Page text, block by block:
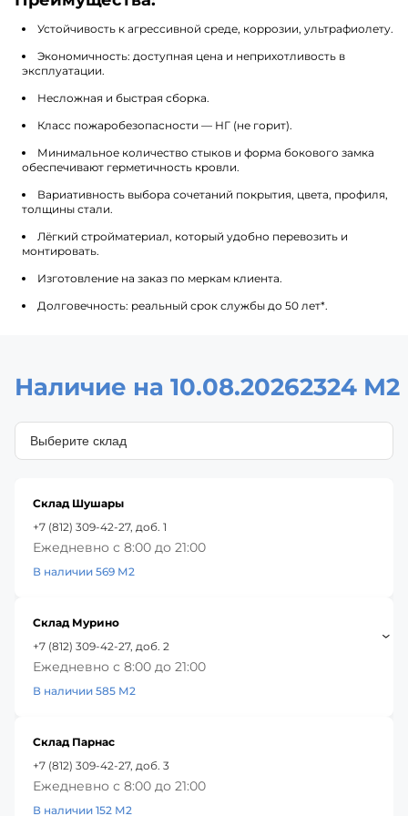
Устойчивость к агрессивной среде, коррозии, ультрафиолету.
Экономичность: доступная цена и неприхотливость в
эксплуатации.
Несложная и быстрая сборка.
Класс пожаробезопасности — НГ (не горит).
Минимальное количество стыков и форма бокового замка
обеспечивают герметичность кровли.
Вариативность выбора сочетаний покрытия, цвета, профиля,
толщины стали.
Лёгкий стройматериал, который удобно перевозить и
монтировать.
Изготовление на заказ по меркам клиента.
Долговечность: реальный срок службы до 50 лет*.
Наличие на 10.08.20262324 М2
Склад Шушары
+7 (812) 309-42-27, доб. 1
Ежедневно с 8:00 до 21:00
В наличии 569 М2
Склад Мурино
+7 (812) 309-42-27, доб. 2
Ежедневно с 8:00 до 21:00
В наличии 585 М2
Склад Парнас
+7 (812) 309-42-27, доб. 3
Ежедневно с 8:00 до 21:00
В наличии 152 М2